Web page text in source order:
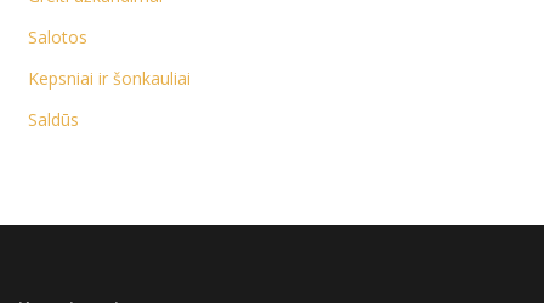
Salotos
Kepsniai ir šonkauliai
Saldūs